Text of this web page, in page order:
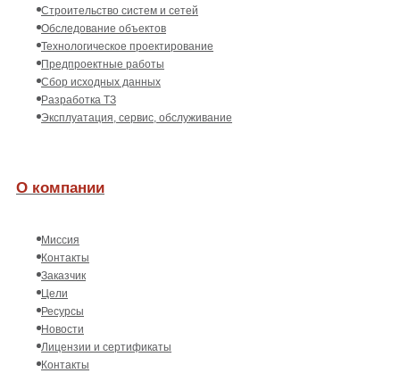
Строительство систем и сетей
Обследование объектов
Технологическое проектирование
Предпроектные работы
Сбор исходных данных
Разработка ТЗ
Эксплуатация, сервис, обслуживание
О компании
Миссия
Контакты
Заказчик
Цели
Ресурсы
Новости
Лицензии и сертификаты
Контакты